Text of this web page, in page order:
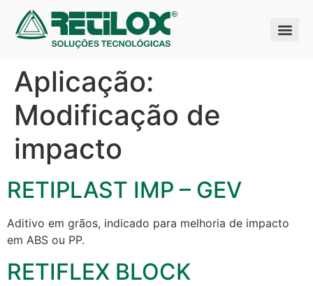
Aplicação:
Modificação de
impacto
RETIPLAST IMP – GEV
Aditivo em grãos, indicado para melhoria de impacto
em ABS ou PP.
RETIFLEX BLOCK